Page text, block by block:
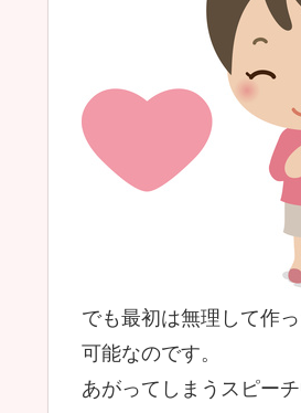
でも最初は無理して作
可能なのです。
あがってしまうスピー